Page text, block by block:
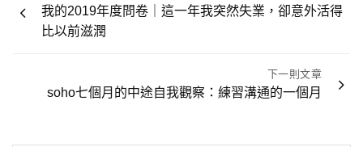
章
我的2019年度問卷｜這一年我突然失業，卻意外活得
比以前滋潤
下一則文章
soho七個月的中途自我觀察：練習溝通的一個月